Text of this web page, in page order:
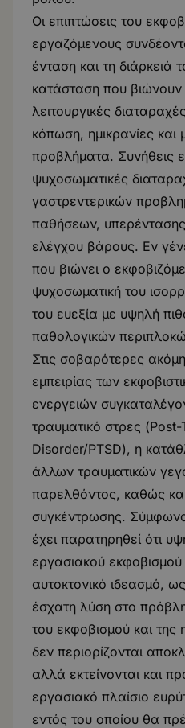
Οι επιπτώσεις του
εργαζόμενους
ένταση και τη διάρκειά
κατάσταση που βιώνουν
λειτουργικές
κόπωση, ημικρανίες και
προβλήματα. Συνήθεις
ψυχοσωματικές
γαστρεντερικών
παθήσεων,
ελέγχου βάρους. Εν
που βιώνει ο
ψυχοσωματική του
του ευεξία με υψηλή
παθολογικών
Στις σοβαρότερες
εμπειρίας των
ενεργειών
τραυματικό στρες
Disorder/PTSD), η
άλλων τραυματικών
παρελθόντος, καθώς
συγκέντρωσης.
έχει παρατηρηθεί ότι
εργασιακού
αυτοκτονικό ιδεασμό,
έσχατη λύση στο
του εκφοβισμού και της
δεν περιορίζονται
αλλά εκτείνονται και
εργασιακό πλαίσιο
εντός του οποίου θα